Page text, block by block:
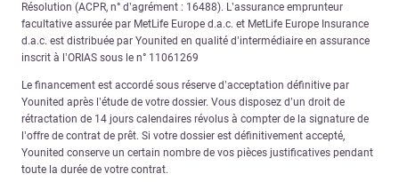
Résolution (ACPR, n° d’agrément : 16488). L’assurance emprunteur
facultative assurée par MetLife Europe d.a.c. et MetLife Europe Insurance
d.a.c. est distribuée par Younited en qualité d’intermédiaire en assurance
inscrit à l’ORIAS sous le n° 11061269
Le financement est accordé sous réserve d’acceptation définitive par
Younited après l’étude de votre dossier. Vous disposez d’un droit de
rétractation de 14 jours calendaires révolus à compter de la signature de
l’offre de contrat de prêt. Si votre dossier est définitivement accepté,
Younited conserve un certain nombre de vos pièces justificatives pendant
toute la durée de votre contrat.